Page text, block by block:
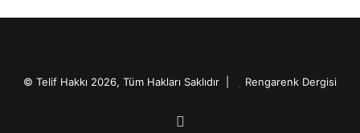
© Telif Hakkı 2026, Tüm Hakları Saklıdır | Rengarenk Dergisi